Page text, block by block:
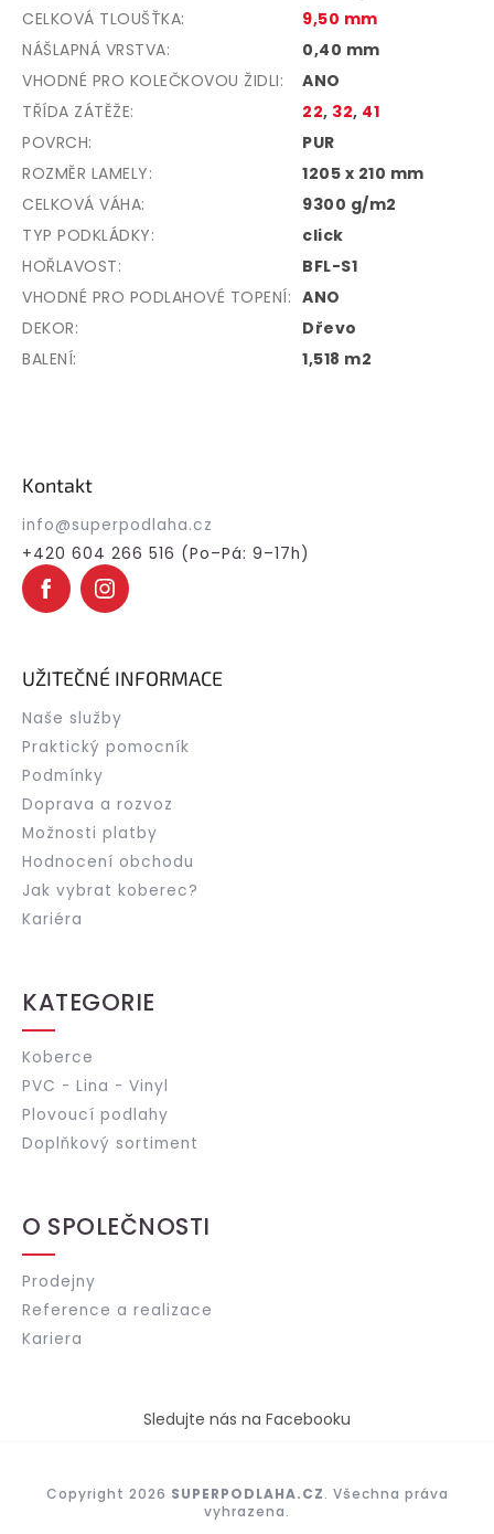
CELKOVÁ TLOUŠŤKA:
9,50 mm
NÁŠLAPNÁ VRSTVA:
0,40 mm
VHODNÉ PRO KOLEČKOVOU ŽIDLI:
ANO
TŘÍDA ZÁTĚŽE: 22, 32, 41
POVRCH:
PUR
ROZMĚR LAMELY:
1205 x 210 mm
CELKOVÁ VÁHA:
9300 g/m2
TYP PODKLÁDKY:
click
HOŘLAVOST:
BFL-S1
VHODNÉ PRO PODLAHOVÉ TOPENÍ: ANO
DEKOR:
Dřevo
BALENÍ: 1,518 m2
Kontakt
info@superpodlaha.cz
+420 604 266 516 (Po–Pá: 9–17h)
UŽITEČNÉ INFORMACE
Naše služby
Praktický pomocník
Podmínky
Doprava a rozvoz
Možnosti platby
Hodnocení obchodu
Jak vybrat koberec?
Kariéra
KATEGORIE
Koberce
PVC - Lina - Vinyl
Plovoucí podlahy
Doplňkový sortiment
O SPOLEČNOSTI
Prodejny
Reference a realizace
Kariera
Sledujte nás na Facebooku
Copyright 2026 SUPERPODLAHA.CZ. Všechna práva
vyhrazena.